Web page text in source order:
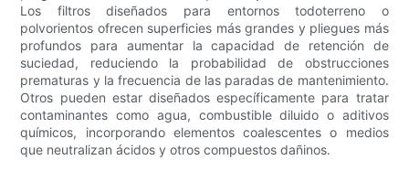
Los filtros diseñados para entornos todoterreno o
polvorientos ofrecen superficies más grandes y pliegues más
profundos para aumentar la capacidad de retención de
suciedad, reduciendo la probabilidad de obstrucciones
prematuras y la frecuencia de las paradas de mantenimiento.
Otros pueden estar diseñados específicamente para tratar
contaminantes como agua, combustible diluido o aditivos
químicos, incorporando elementos coalescentes o medios
que neutralizan ácidos y otros compuestos dañinos.